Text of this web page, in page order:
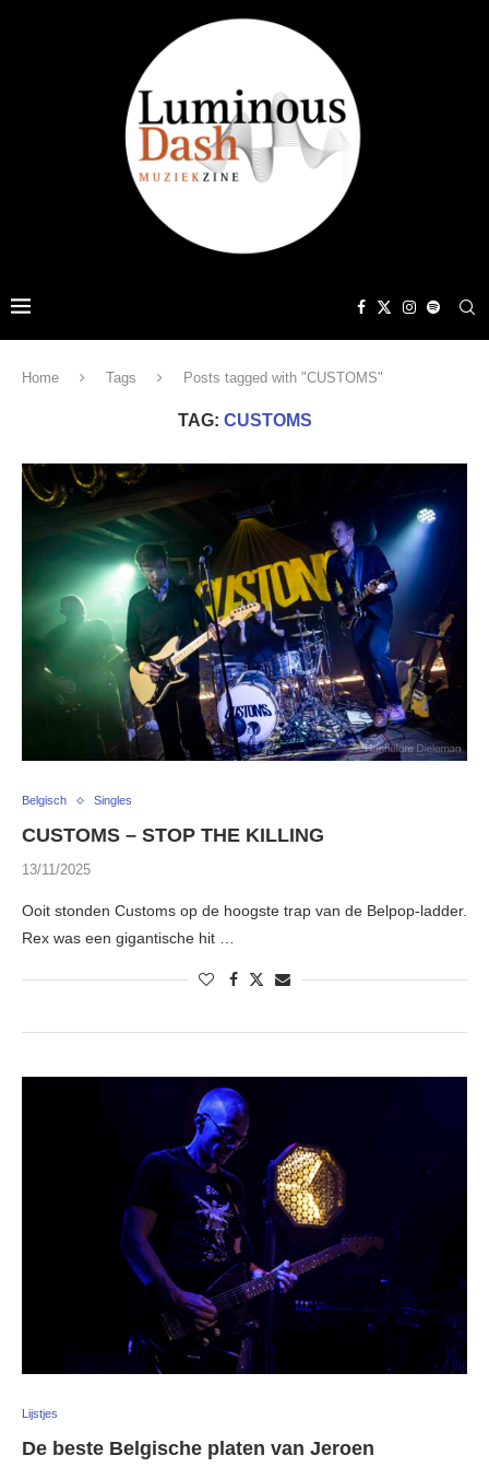
Home Tags Posts tagged with "CUSTOMS"
TAG: CUSTOMS
Belgisch Singles
CUSTOMS – STOP THE KILLING
13/11/2025
Ooit stonden Customs op de hoogste trap van de Belpop-ladder.
Rex was een gigantische hit …
Lijstjes
De beste Belgische platen van Jeroen